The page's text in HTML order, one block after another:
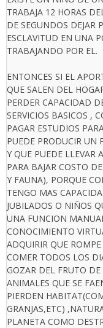
TRABAJA 12 HORAS
DE SEGUNDOS
ESCLAVITUD EN UNA
TRABAJANDO POR EL.
ENTONCES SI EL
QUE SALEN DEL
PERDER CAPACIDAD
SERVICIOS BASICOS ,
PAGAR ESTUDIOS
PUEDE PRODUCIR UN
Y QUE PUEDE LLEVAR
PARA BAJAR COSTO
Y FAUNA), PORQUE
TENGO MAS
JUBILADOS O NIÑOS
UNA FUNCION
CONOCIMIENTO
ADQUIRIR QUE
COMER TODOS LOS
GOZAR DEL FRUTO DE
ANIMALES QUE SE
PIERDEN
GRANJAS,ETC)
PLANETA COMO